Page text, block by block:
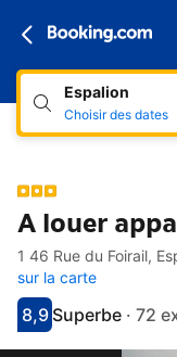
Espalion
Choisir des dates
A louer
Accès rapides
Aller à la description
Aller aux
Aller aux
Aller aux conditions
1 46 Rue du Foirail,
sur la carte
Avec une note de 8.9
8,9
superbeSuperbe · 72